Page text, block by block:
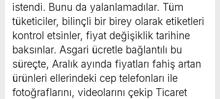
istendi. Bunu da yalanlamadılar. Tüm
tüketiciler, bilinçli bir birey olarak etiketleri
kontrol etsinler, fiyat değişiklik tarihine
baksınlar. Asgari ücretle bağlantılı bu
süreçte, Aralık ayında fiyatları fahiş artan
ürünleri ellerindeki cep telefonları ile
fotoğraflarını, videolarını çekip Ticaret